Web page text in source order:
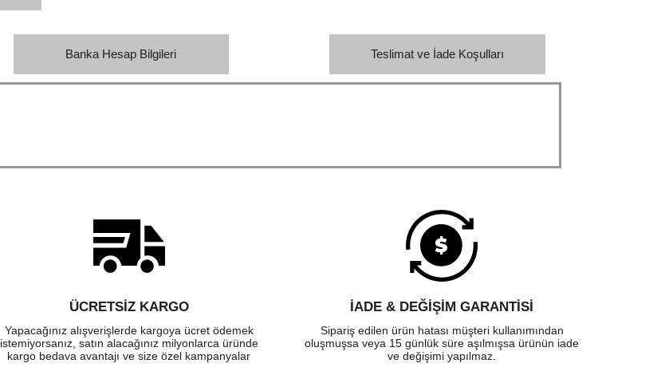
Banka Hesap Bilgileri Teslimat ve İade Koşulları
ÜCRETSIZ KARGO
Yapacağınız alışverişlerde kargoya ücret ödemek
istemiyorsanız, satın alacağınız milyonlarca üründe
kargo bedava avantajı ve size özel kampanyalar
İADE & DEĞİŞİM GARANTİSİ
Sipariş edilen ürün hatası müşteri kullanımından
oluşmuşsa veya 15 günlük süre aşılmışsa ürünün iade
ve değişimi yapılmaz.